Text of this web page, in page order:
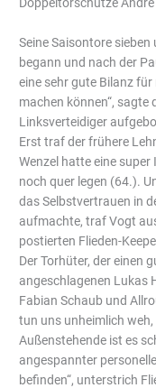
Seine Saisontore
begann und nach der
eine sehr gute Bilanz
machen können“,
Linksverteidiger
Erst traf der frühere
Wenzel hatte eine
noch quer legen (64.).
das Selbstvertrauen in
aufmachte, traf Vogt
postierten Flieden-
Der Torhüter, der einen
angeschlagenen Lukas
Fabian Schaub und
tun uns unheimlich
Außenstehende ist es
angespannter
befinden“, unterstrich